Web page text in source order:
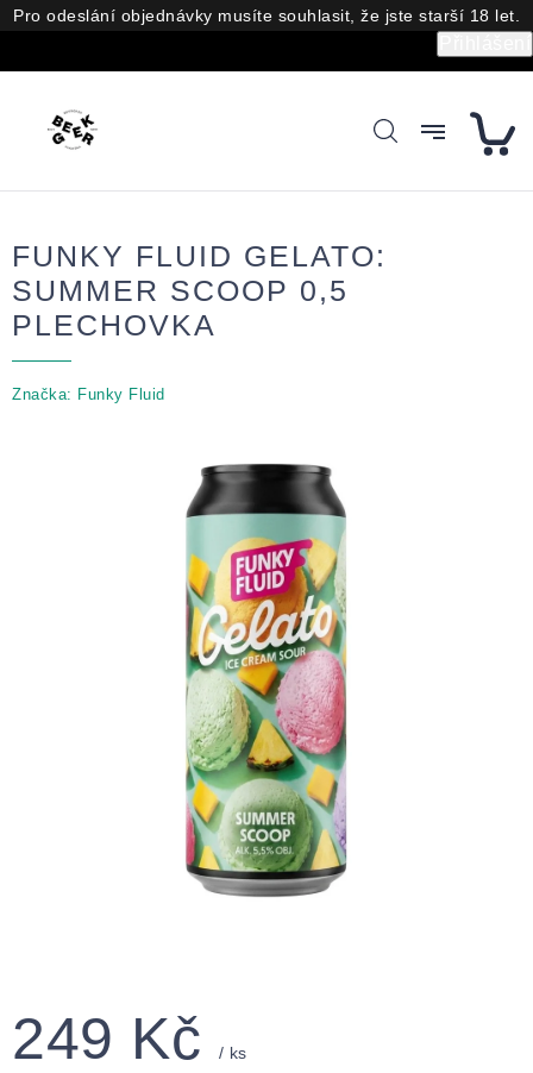
Přejít
na
Pro odeslání objednávky musíte souhlasit, že jste starší 18 let.
FUNKY FLUID GELATO:
SUMMER SCOOP 0,5
PLECHOVKA
Značka: Funky Fluid
249 Kč / ks